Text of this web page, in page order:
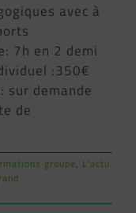
avec à
7h en 2 demi
:350€
sur demande
de
groupe, L'actu